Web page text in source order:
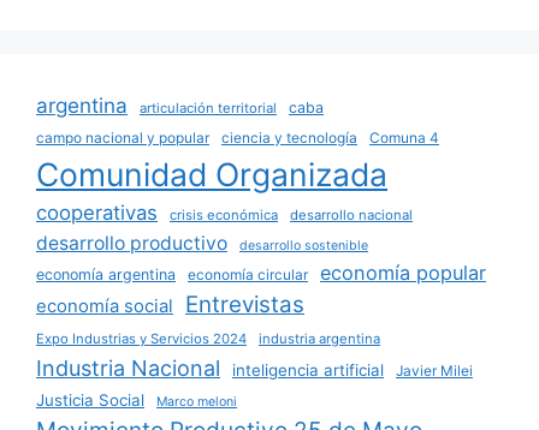
argentina articulación territorial
caba
campo nacional y popular
ciencia y tecnología Comuna 4
Comunidad Organizada
cooperativas crisis económica desarrollo nacional
desarrollo productivo desarrollo sostenible
economía argentina economía circular economía popular
economía social Entrevistas
Expo Industrias y Servicios 2024 industria argentina
Industria Nacional inteligencia artificial Javier Milei
Justicia Social Marco meloni